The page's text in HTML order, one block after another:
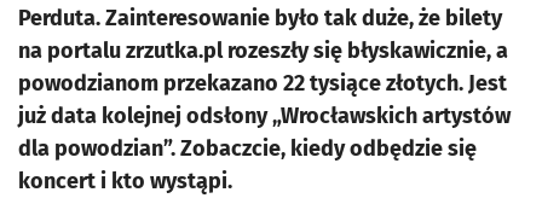
Perduta. Zainteresowanie było tak duże, że bilety
na portalu zrzutka.pl rozeszły się błyskawicznie, a
powodzianom przekazano 22 tysiące złotych. Jest
już data kolejnej odsłony „Wrocławskich artystów
dla powodzian”. Zobaczcie, kiedy odbędzie się
koncert i kto wystąpi.